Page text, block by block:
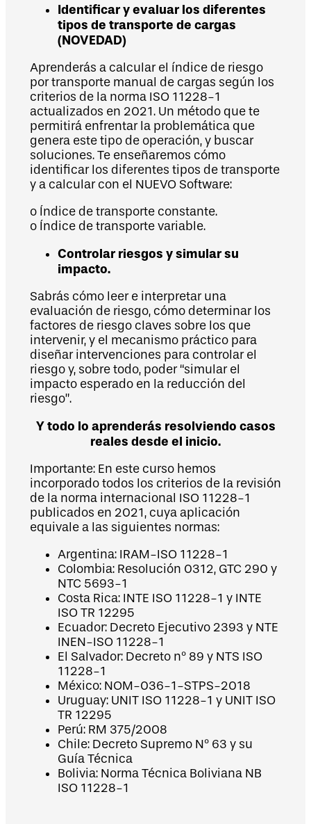
Identificar y evaluar los diferentes
tipos de transporte de cargas
(NOVEDAD)
Aprenderás a calcular el índice de riesgo
por transporte manual de cargas según los
criterios de la norma ISO 11228-1
actualizados en 2021. Un método que te
permitirá enfrentar la problemática que
genera este tipo de operación, y buscar
soluciones. Te enseñaremos cómo
identificar los diferentes tipos de transporte
y a calcular con el NUEVO Software:
o Índice de transporte constante.
o Índice de transporte variable.
Controlar riesgos y simular su
impacto.
Sabrás cómo leer e interpretar una
evaluación de riesgo, cómo determinar los
factores de riesgo claves sobre los que
intervenir, y el mecanismo práctico para
diseñar intervenciones para controlar el
riesgo y, sobre todo, poder “simular el
impacto esperado en la reducción del
riesgo”.
Y todo lo aprenderás resolviendo casos
reales desde el inicio.
Importante: En este curso hemos
incorporado todos los criterios de la revisión
de la norma internacional ISO 11228-1
publicados en 2021, cuya aplicación
equivale a las siguientes normas:
Argentina: IRAM-ISO 11228-1
Colombia: Resolución 0312, GTC 290 y
NTC 5693-1
Costa Rica: INTE ISO 11228-1 y INTE
ISO TR 12295
Ecuador: Decreto Ejecutivo 2393 y NTE
INEN-ISO 11228-1
El Salvador: Decreto nº 89 y NTS ISO
11228-1
México: NOM-036-1-STPS-2018
Uruguay: UNIT ISO 11228-1 y UNIT ISO
TR 12295
Perú: RM 375/2008
Chile: Decreto Supremo Nº 63 y su
Guía Técnica
Bolivia: Norma Técnica Boliviana NB
ISO 11228-1